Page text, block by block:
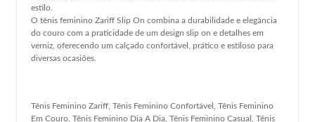
estilo.
O tênis feminino Zariff Slip On combina a durabilidade e elegância
do couro com a praticidade de um design slip on e detalhes em
verniz, oferecendo um calçado confortável, prático e estiloso para
diversas ocasiões.
Tênis Feminino Zariff, Tênis Feminino Confortável, Tênis Feminino
Em Couro, Tênis Feminino Dia A Dia, Tênis Feminino Casual, Tênis